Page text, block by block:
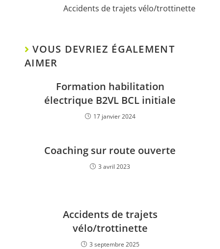
Accidents de trajets vélo/trottinette
VOUS DEVRIEZ ÉGALEMENT
AIMER
Formation habilitation
électrique B2VL BCL initiale
17 janvier 2024
Coaching sur route ouverte
3 avril 2023
Accidents de trajets
vélo/trottinette
3 septembre 2025